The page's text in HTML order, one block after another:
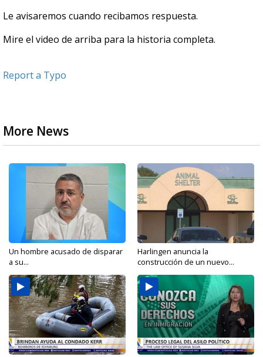
Le avisaremos cuando recibamos respuesta.
Mire el video de arriba para la historia completa.
Report a Typo
More News
Un hombre acusado de disparar
a su...
Harlingen anuncia la
construcción de un nuevo...